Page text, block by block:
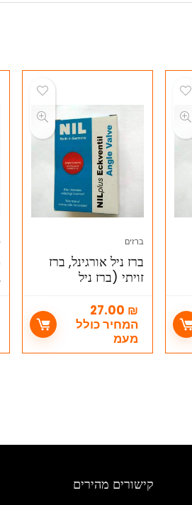
ברזים
ברז ניל אורגינל, ברז
זויתי (ברז ניל
X1/2
27.00 ₪
המחיר כולל
מעמ
קישורים מהירים